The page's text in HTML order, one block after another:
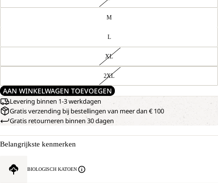
M
L
XL
2XL
AAN WINKELWAGEN TOEVOEGEN
Levering binnen 1-3 werkdagen
Gratis verzending bij bestellingen van meer dan € 100
Gratis retourneren binnen 30 dagen
Belangrijkste kenmerken
BIOLOGISCH KATOEN